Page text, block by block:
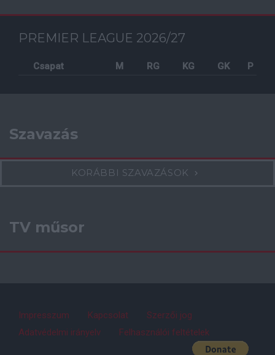
PREMIER LEAGUE 2026/27
Csapat M RG KG GK P
Szavazás
KORÁBBI SZAVAZÁSOK
TV műsor
Impresszum Kapcsolat
Szerzői jog
Adatvédelmi irányelv
Felhasználói feltételek